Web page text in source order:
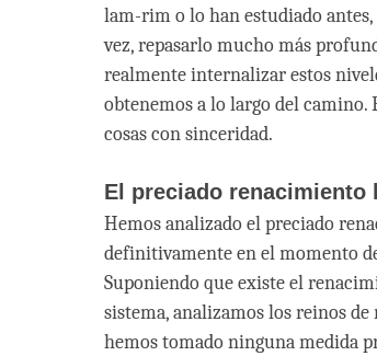
lam-rim o lo han estudiado
vez, repasarlo mucho más
realmente internalizar estos
obtenemos a lo largo del camino.
cosas con sinceridad.
El preciado renacimiento
Hemos analizado el preciado
definitivamente en el momento
Suponiendo que existe el
sistema, analizamos los reinos
hemos tomado ninguna medida